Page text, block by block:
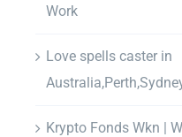
Work
Love spells caster in
Krypto Fonds Wkn |